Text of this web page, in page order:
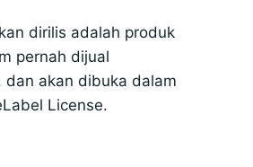
dirilis adalah produk
pernah dijual
dan akan dibuka dalam
License.